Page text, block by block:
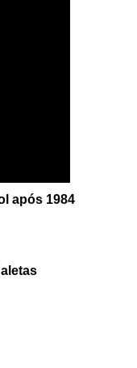
após 1984